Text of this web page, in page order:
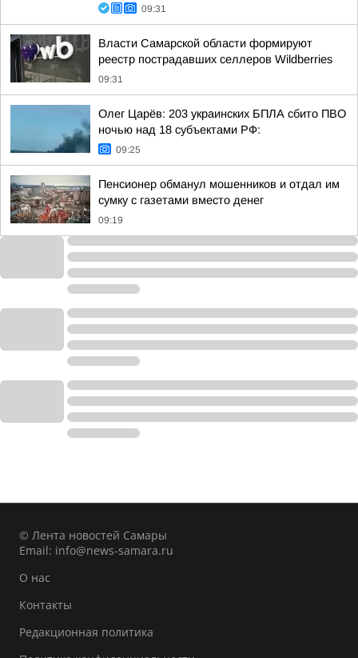
09:31
Власти Самарской области формируют
реестр пострадавших селлеров Wildberries
09:31
Олег Царёв: 203 украинских БПЛА сбито ПВО
ночью над 18 субъектами РФ:
09:25
Пенсионер обманул мошенников и отдал им
сумку с газетами вместо денег
09:19
© Лента новостей Самары
Email: info@news-samara.ru
О нас
Контакты
Редакционная политика